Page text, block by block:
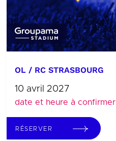
OL / RC STRASBOURG
10 avril 2027
date et heure à confirmer
RÉSERVER